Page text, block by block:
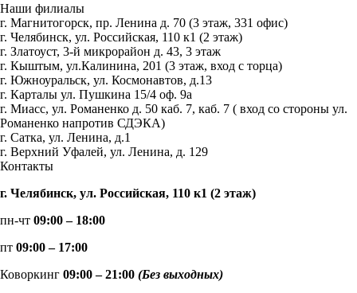
Наши филиалы
г. Магнитогорск, пр. Ленина д. 70 (3 этаж, 331 офис)
г. Челябинск, ул. Российская, 110 к1 (2 этаж)
г. Златоуст, 3-й микрорайон д. 43, 3 этаж
г. Кыштым, ул.Калинина, 201 (3 этаж, вход с торца)
г. Южноуральск, ул. Космонавтов, д.13
г. Карталы ул. Пушкина 15/4 оф. 9а
г. Миасс, ул. Романенко д. 50 каб. 7, каб. 7 ( вход со стороны ул.
Романенко напротив СДЭКА)
г. Сатка, ул. Ленина, д.1
г. Верхний Уфалей, ул. Ленина, д. 129
Контакты
г. Челябинск, ул. Российская, 110 к1 (2 этаж)
пн-чт 09:00 – 18:00
пт 09:00 – 17:00
Коворкинг 09:00 – 21:00 (Без выходных)